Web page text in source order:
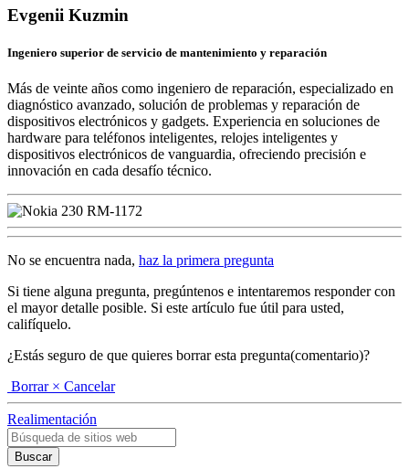
Evgenii Kuzmin
Ingeniero superior de servicio de mantenimiento y reparación
Más de veinte años como ingeniero de reparación, especializado en
diagnóstico avanzado, solución de problemas y reparación de
dispositivos electrónicos y gadgets. Experiencia en soluciones de
hardware para teléfonos inteligentes, relojes inteligentes y
dispositivos electrónicos de vanguardia, ofreciendo precisión e
innovación en cada desafío técnico.
No se encuentra nada, haz la primera pregunta
Si tiene alguna pregunta, pregúntenos e intentaremos responder con
el mayor detalle posible. Si este artículo fue útil para usted,
califíquelo.
¿Estás seguro de que quieres borrar esta pregunta(comentario)?
Borrar × Cancelar
Realimentación